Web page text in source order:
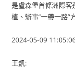
是盧森堡首條洲際客
植、辦事“一帶一路”
2024-05-09
王凱: